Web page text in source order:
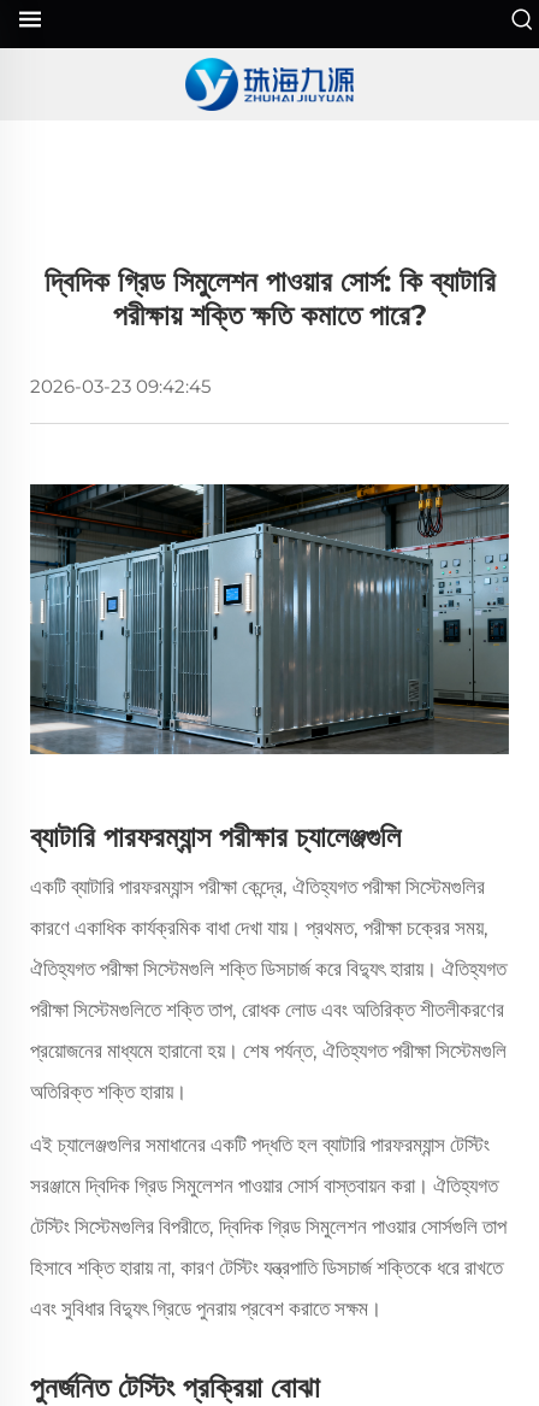
দ্বিদিক গ্রিড সিমুলেশন পাওয়ার সোর্স: কি ব্যাটারি
পরীক্ষায় শক্তি ক্ষতি কমাতে পারে?
2026-03-23 09:42:45
ব্যাটারি পারফরম্যান্স পরীক্ষার চ্যালেঞ্জগুলি
একটি ব্যাটারি পারফরম্যান্স পরীক্ষা কেন্দ্রে, ঐতিহ্যগত পরীক্ষা সিস্টেমগুলির
কারণে একাধিক কার্যক্রমিক বাধা দেখা যায়। প্রথমত, পরীক্ষা চক্রের সময়,
ঐতিহ্যগত পরীক্ষা সিস্টেমগুলি শক্তি ডিসচার্জ করে বিদ্যুৎ হারায়। ঐতিহ্যগত
পরীক্ষা সিস্টেমগুলিতে শক্তি তাপ, রোধক লোড এবং অতিরিক্ত শীতলীকরণের
প্রয়োজনের মাধ্যমে হারানো হয়। শেষ পর্যন্ত, ঐতিহ্যগত পরীক্ষা সিস্টেমগুলি
অতিরিক্ত শক্তি হারায়।
এই চ্যালেঞ্জগুলির সমাধানের একটি পদ্ধতি হল ব্যাটারি পারফরম্যান্স টেস্টিং
সরঞ্জামে দ্বিদিক গ্রিড সিমুলেশন পাওয়ার সোর্স বাস্তবায়ন করা। ঐতিহ্যগত
টেস্টিং সিস্টেমগুলির বিপরীতে, দ্বিদিক গ্রিড সিমুলেশন পাওয়ার সোর্সগুলি তাপ
হিসাবে শক্তি হারায় না, কারণ টেস্টিং যন্ত্রপাতি ডিসচার্জ শক্তিকে ধরে রাখতে
এবং সুবিধার বিদ্যুৎ গ্রিডে পুনরায় প্রবেশ করাতে সক্ষম।
পুনর্জনিত টেস্টিং প্রক্রিয়া বোঝা